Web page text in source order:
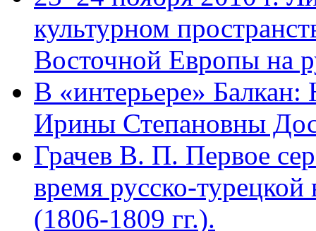
культурном
Восточной Европы на
В «интерьере»
Ирины Степановны
Грачев В. П. Первое
время русско-
(1806-1809 гг.).